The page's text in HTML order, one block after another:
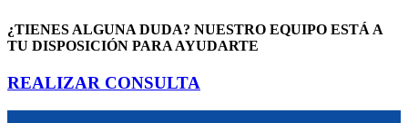
¿TIENES ALGUNA DUDA? NUESTRO EQUIPO ESTÁ A
TU DISPOSICIÓN PARA AYUDARTE
REALIZAR CONSULTA